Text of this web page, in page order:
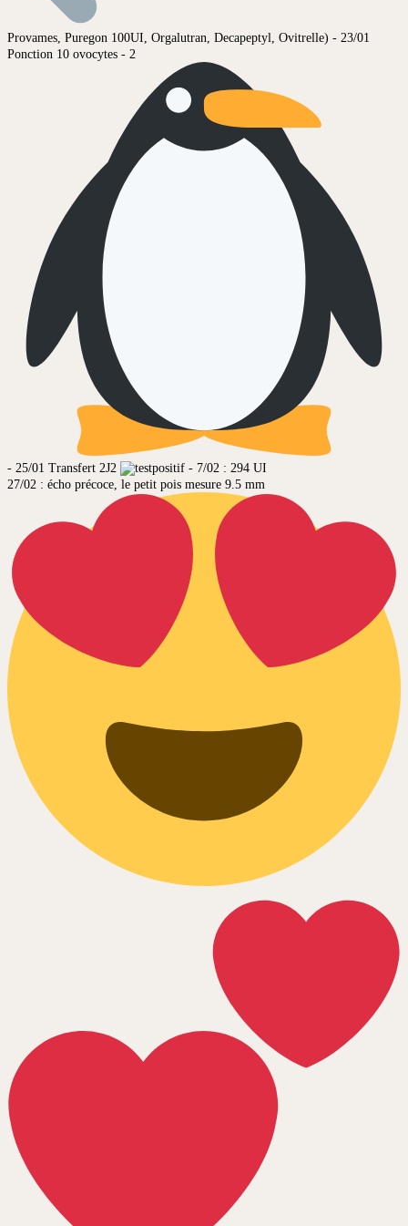
Provames, Puregon 100UI, Orgalutran, Decapeptyl, Ovitrelle) - 23/01
Ponction 10 ovocytes - 2
- 25/01 Transfert 2J2
- 7/02 : 294 UI
27/02 : écho précoce, le petit pois mesure 9.5 mm